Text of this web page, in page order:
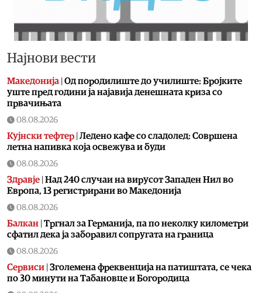
Најнови вести
Македонија Од породилиште до училиште: Бројките
уште пред години ја најавија денешната криза со
првачињата
08.08.2026
Кујнски тефтер Ледено кафе со сладолед: Совршена
летна напивка која освежува и буди
08.08.2026
Здравје Над 240 случаи на вирусот Западен Нил во
Европа, 13 регистрирани во Македонија
08.08.2026
Балкан Тргнал за Германија, па по неколку километри
сфатил дека ја заборавил сопругата на граница
08.08.2026
Сервиси Зголемена фреквенција на патиштата, се чека
по 30 минути на Табановце и Богородица